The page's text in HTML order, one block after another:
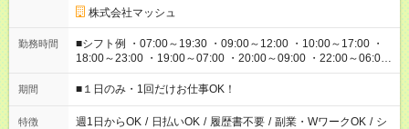
株式会社マッシュ
勤務時間
■シフト例 ・07:00～19:30 ・09:00～12:00 ・10:00～17:00 ・
18:00～23:00 ・19:00～07:00 ・20:00～09:00 ・22:00～06:00
etc ★最短で3時間で5,120円のお仕事から 15時間で2万円近く稼
げるお仕事も！ ご希望のお時間に合わせてご紹介！ ※シフトは
ください！
期間 ■１日のみ・1回だけお仕事OK！
特徴 週1日からOK / 日払いOK / 履歴書不要 / 副業・WワークOK / シ